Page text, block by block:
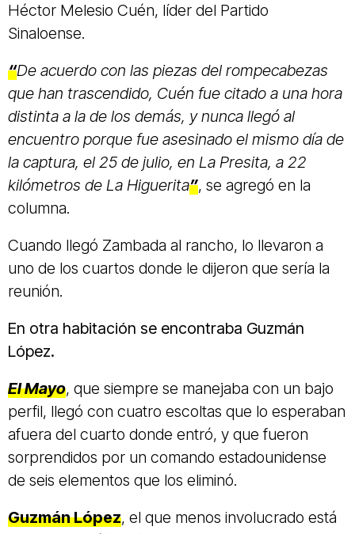
Héctor Melesio Cuén, líder del Partido
Sinaloense.
“De acuerdo con las piezas del rompecabezas
que han trascendido, Cuén fue citado a una hora
distinta a la de los demás, y nunca llegó al
encuentro porque fue asesinado el mismo día de
la captura, el 25 de julio, en La Presita, a 22
kilómetros de La Higuerita”, se agregó en la
columna.
Cuando llegó Zambada al rancho, lo llevaron a
uno de los cuartos donde le dijeron que sería la
reunión.
En otra habitación se encontraba Guzmán
López.
El Mayo, que siempre se manejaba con un bajo
perfil, llegó con cuatro escoltas que lo esperaban
afuera del cuarto donde entró, y que fueron
sorprendidos por un comando estadounidense
de seis elementos que los eliminó.
Guzmán López, el que menos involucrado está